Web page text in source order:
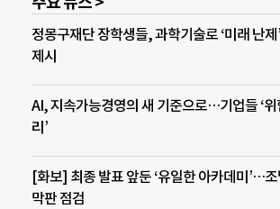
정몽구재단 장학생들, 과학기술로 ‘미래 난제
제시
AI, 지속가능경영의 새 기준으로…기업들 ‘위
리’
[화보] 최종 발표 앞둔 ‘유일한 아카데미’…
막판 점검